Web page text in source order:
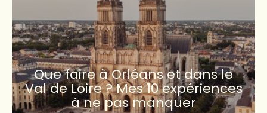
Que faire à Orléans et dans le
Val de Loire ? Mes 10 expériences
à ne pas manquer